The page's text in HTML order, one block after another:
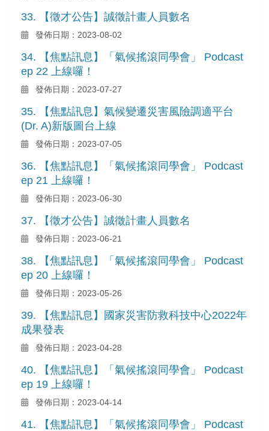
33. 【徵才公告】誠徵計畫人員數名
發佈日期：2023-08-02
34. 【焦點訊息】「氣候搖滾同學會」 Podcast
ep 22 上線囉！
發佈日期：2023-07-27
35. 【焦點訊息】氣候變遷災害風險調適平台
(Dr. A)新版圖台上線
發佈日期：2023-07-05
36. 【焦點訊息】「氣候搖滾同學會」 Podcast
ep 21 上線囉！
發佈日期：2023-06-30
37. 【徵才公告】誠徵計畫人員數名
發佈日期：2023-06-21
38. 【焦點訊息】「氣候搖滾同學會」 Podcast
ep 20 上線囉！
發佈日期：2023-05-26
39. 【焦點訊息】國家災害防救科技中心2022年
成果發表
發佈日期：2023-04-28
40. 【焦點訊息】「氣候搖滾同學會」 Podcast
ep 19 上線囉！
發佈日期：2023-04-14
41. 【焦點訊息】「氣候搖滾同學會」 Podcast